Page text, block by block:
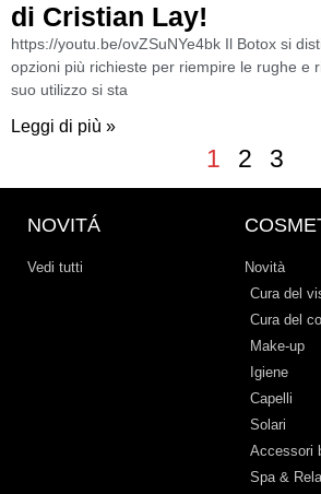
di Cristian Lay!
https://youtu.be/ovZSuNYe4bk Il Botox si
opzioni più richieste per riempire le rughe e
suo utilizzo si sta
Leggi di più »
1 2 3
NOVITÁ
Vedi tutti
Novità
Cura del
Cura del
Make-up
Igiene
Capelli
Solari
Accessori
Spa &